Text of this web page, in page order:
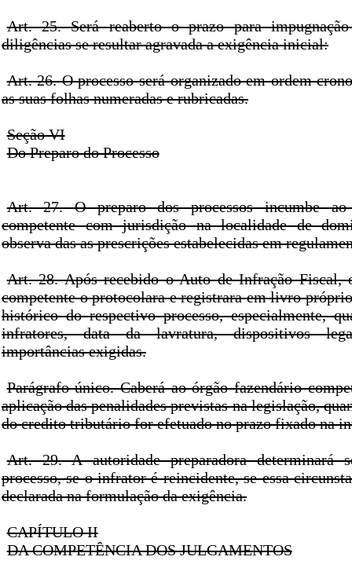
Art. 25. Será reaberto o prazo para
diligências se resultar agravada a exigência inicial:
Art. 26. O processo será organizado em ordem
as suas folhas numeradas e rubricadas.
Seção VI
Do Preparo do Processo
Art. 27. O preparo dos processos incumbe ao
competente com jurisdição na localidade de
observa das as prescrições estabelecidas em
Art. 28. Após recebido o Auto de Infração Fiscal,
competente o protocolara e registrara em livro
histórico do respectivo processo, especialmente,
infratores, data da lavratura, dispositivos
importâncias exigidas.
Parágrafo único. Caberá ao órgão fazendário
aplicação das penalidades previstas na legislação,
do credito tributário for efetuado no prazo fixado na
Art. 29. A autoridade preparadora determinará
processo, se o infrator é reincidente, se essa
declarada na formulação da exigência.
CAPÍTULO II
DA COMPETÊNCIA DOS JULGAMENTOS